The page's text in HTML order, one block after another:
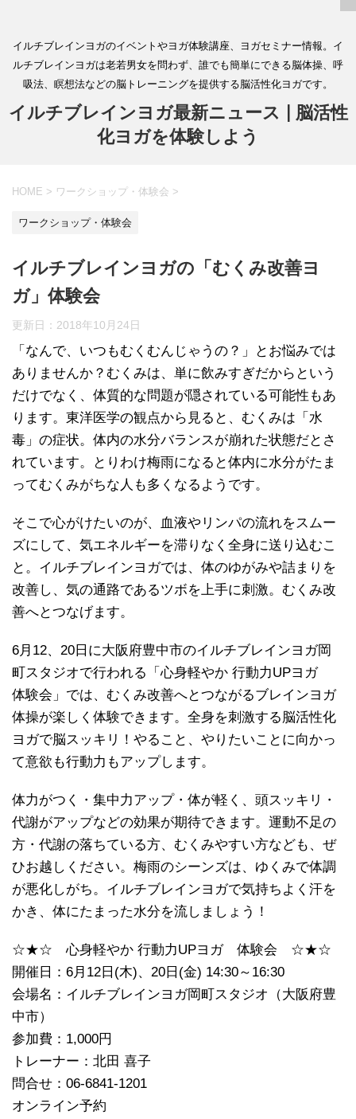
イルチブレインヨガのイベントやヨガ体験講座、ヨガセミナー情報。イ
ルチブレインヨガは老若男女を問わず、誰でも簡単にできる脳体操、呼
吸法、瞑想法などの脳トレーニングを提供する脳活性化ヨガです。
イルチブレインヨガ最新ニュース | 脳活性
化ヨガを体験しよう
HOME > ワークショップ・体験会 >
ワークショップ・体験会
イルチブレインヨガの「むくみ改善ヨ
ガ」体験会
更新日： 2018年10月24日
「なんで、いつもむくむんじゃうの？」とお悩みでは
ありませんか？むくみは、単に飲みすぎだからという
だけでなく、体質的な問題が隠されている可能性もあ
ります。東洋医学の観点から見ると、むくみは「水
毒」の症状。体内の水分バランスが崩れた状態だとさ
れています。とりわけ梅雨になると体内に水分がたま
ってむくみがちな人も多くなるようです。
そこで心がけたいのが、血液やリンパの流れをスムー
ズにして、気エネルギーを滞りなく全身に送り込むこ
と。イルチブレインヨガでは、体のゆがみや詰まりを
改善し、気の通路であるツボを上手に刺激。むくみ改
善へとつなげます。
6月12、20日に大阪府豊中市のイルチブレインヨガ岡
町スタジオで行われる「心身軽やか 行動力UPヨガ
体験会」では、むくみ改善へとつながるブレインヨガ
体操が楽しく体験できます。全身を刺激する脳活性化
ヨガで脳スッキリ！やること、やりたいことに向かっ
て意欲も行動力もアップします。
体力がつく・集中力アップ・体が軽く、頭スッキリ・
代謝がアップなどの効果が期待できます。運動不足の
方・代謝の落ちている方、むくみやすい方なども、ぜ
ひお越しください。梅雨のシーンズは、ゆくみで体調
が悪化しがち。イルチブレインヨガで気持ちよく汗を
かき、体にたまった水分を流しましょう！
☆★☆ 心身軽やか 行動力UPヨガ 体験会 ☆★☆
開催日：6月12日(木)、20日(金) 14:30～16:30
会場名：イルチブレインヨガ岡町スタジオ（大阪府豊
中市）
参加費：1,000円
トレーナー：北田 喜子
問合せ：06-6841-1201
オンライン予約